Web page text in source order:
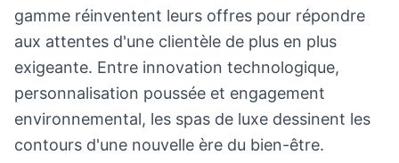
gamme réinventent leurs offres pour répondre
aux attentes d'une clientèle de plus en plus
exigeante. Entre innovation technologique,
personnalisation poussée et engagement
environnemental, les spas de luxe dessinent les
contours d'une nouvelle ère du bien-être.